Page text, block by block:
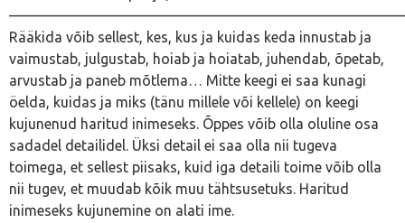
Rääkida võib sellest, kes, kus ja kuidas keda innustab ja
vaimustab, julgustab, hoiab ja hoiatab, juhendab, õpetab,
arvustab ja paneb mõtlema… Mitte keegi ei saa kunagi
öelda, kuidas ja miks (tänu millele või kellele) on keegi
kujunenud haritud inimeseks. Õppes võib olla oluline osa
sadadel detailidel. Üksi detail ei saa olla nii tugeva
toimega, et sellest piisaks, kuid iga detaili toime võib olla
nii tugev, et muudab kõik muu tähtsusetuks. Haritud
inimeseks kujunemine on alati ime.